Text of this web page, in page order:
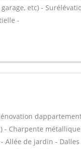
etc) -
-
Charpente
Allée de jardin -